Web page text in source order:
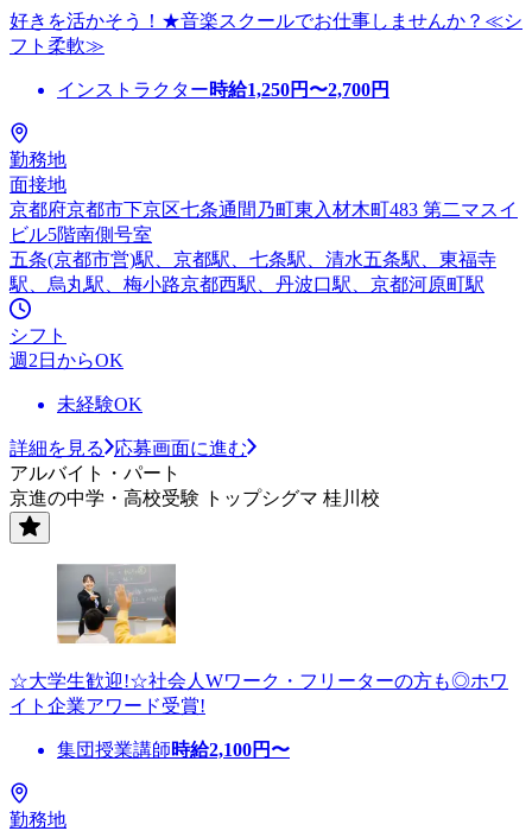
好きを活かそう！★音楽スクールでお仕事しませんか？≪シ
フト柔軟≫
インストラクター時給1,250円〜2,700円
勤務地
面接地
京都府京都市下京区七条通間乃町東入材木町483 第二マスイ
ビル5階南側号室
五条(京都市営)駅、京都駅、七条駅、清水五条駅、東福寺
駅、烏丸駅、梅小路京都西駅、丹波口駅、京都河原町駅
シフト
週2日からOK
未経験OK
詳細を見る
応募画面に進む
アルバイト・パート
京進の中学・高校受験 トップシグマ 桂川校
☆大学生歓迎!☆社会人Wワーク・フリーターの方も◎ホワ
イト企業アワード受賞!
集団授業講師時給2,100円〜
勤務地